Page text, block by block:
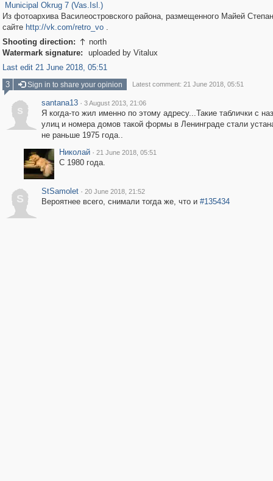
Municipal Okrug 7 (Vas.Isl.)
Из фотоархива Василеостровского района, размещенного Майей
сайте http://vk.com/retro_vo.
Shooting direction:  north
Watermark signature:
uploaded by Vitalux
Last edit 21 June 2018, 05:51
3
Sign in to share your opinion Latest comment: 21 June 2018, 05:51
s
santana13 · 3 August 2013, 21:06
Я когда-то жил именно по этому адресу...Такие таблички с
улиц и номера домов такой формы в Ленинграде стали
не раньше 1975 года..
Николай · 21 June 2018, 05:51
С 1980 года.
S
StSamolet · 20 June 2018, 21:52
Вероятнее всего, снимали тогда же, что и #135434